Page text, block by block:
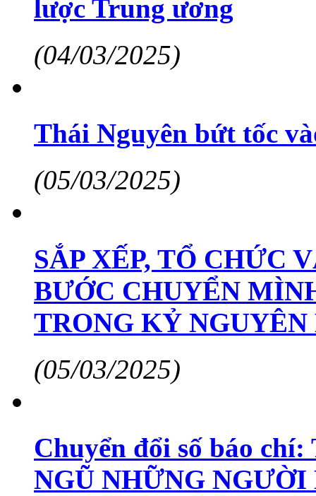
lược Trung ương
(04/03/2025)
Thái Nguyên bứt tốc
(05/03/2025)
SẮP XẾP, TỔ CHỨC
BƯỚC CHUYỂN
TRONG KỶ
(05/03/2025)
Chuyển đổi số báo
NGŨ NHỮNG